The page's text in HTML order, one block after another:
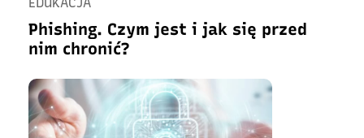
Phishing. Czym jest i jak się przed
nim chronić?